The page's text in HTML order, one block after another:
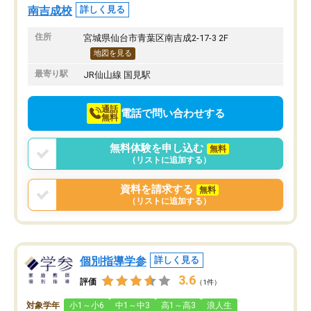
上駐車をするしかない点が少し不便で
りたいと思える塾です。
南吉成校 詳しく見る
住所 宮城県仙台市青葉区南吉成2-17-3 2F
地図を見る
最寄り駅 JR仙山線 国見駅
通話
無料 電話で問い合わせする
無料体験を申し込む
無料
（リストに追加する）
資料を請求する
無料
（リストに追加する）
個別指導学参 詳しく見る
評価 3.6 （1件）
対象学年 小1～小6 中1～中3 高1～高3 浪人生